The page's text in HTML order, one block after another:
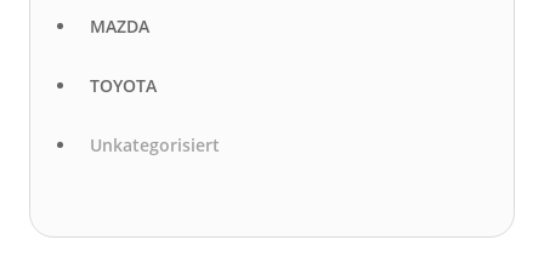
MAZDA
TOYOTA
Unkategorisiert